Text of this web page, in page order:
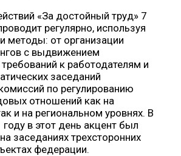
«За достойный труд» 7
регулярно, используя
методы: от организации
с выдвижением
к работодателям и
заседаний
по регулированию
отношений как на
и на региональном уровнях. В
в этот день акцент был
заседаниях трехсторонних
федерации.